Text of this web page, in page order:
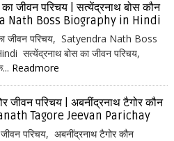
जीवन परिचय | सत्येंद्रनाथ बोस कौन
Nath Boss Biography in Hindi
जीवन परिचय, Satyendra Nath Boss
सत्येंद्रनाथ बोस का जीवन परिचय,
Readmore
जीवन परिचय | अबनींद्रनाथ टैगोर कौन
Tagore Jeevan Parichay
परिचय, अबनींद्रनाथ टैगोर कौन